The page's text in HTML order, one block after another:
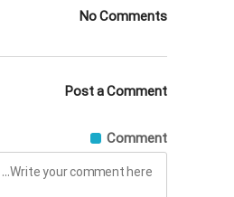
No Comments
Post a Comment
Comment